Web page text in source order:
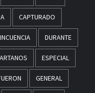
CAPTURADO
DURANTE
ESPECIAL
GENERAL